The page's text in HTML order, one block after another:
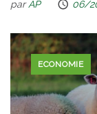
parAP 06/
ECONOMIE